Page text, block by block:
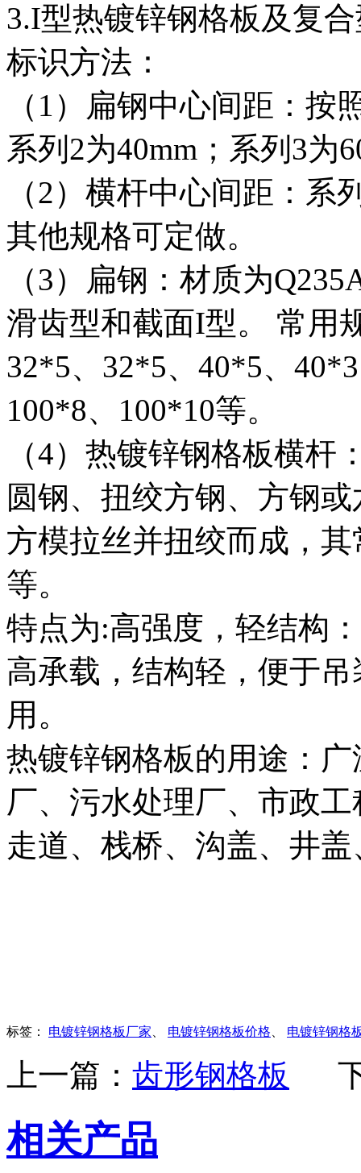
3.I型热镀锌钢格板及复
标识方法：
（1）扁钢中心间距：按
系列2为40mm；系列3为
（2）横杆中心间距：系
其他规格可定做。
（3）扁钢：材质为
滑齿型和截面I型。 常用
32*5、32*5、40*5、
100*8、100*10等。
（4）热镀锌钢格板横杆
圆钢、扭绞方钢、方钢
方模拉丝并扭绞而成，
等。
特点为:高强度，轻结构
高承载，结构轻，便于
用。
热镀锌钢格板的用途：
厂、污水处理厂、市政
走道、栈桥、沟盖、井
标签： 电镀锌钢格板厂家、 电镀锌钢格板价格、 电镀锌钢格
上一篇： 齿形钢格板
相关产品